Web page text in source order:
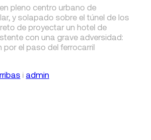
pleno centro urbano de
y solapado sobre el túnel de los
de proyectar un hotel de
con una grave adversidad:
el paso del ferrocarril
i admin